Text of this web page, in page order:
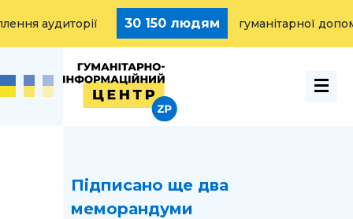
аудиторії 30 150 людям гуманітарної
Підписано ще два
меморандуми